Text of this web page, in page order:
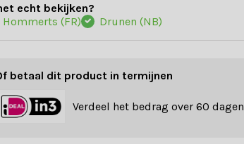
echt bekijken?
Hommerts (FR)
Drunen (NB)
betaal dit product in termijnen
Verdeel het bedrag over 60 dagen